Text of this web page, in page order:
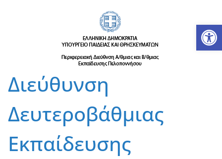
Διεύθυνση
Δευτεροβάθμιας
Εκπαίδευσης